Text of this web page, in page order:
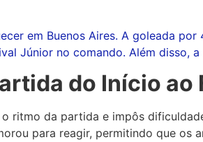
em Buenos Aires. A goleada
Júnior no comando. Além disso,
do Início ao
ritmo da partida e impôs
para reagir, permitindo que os